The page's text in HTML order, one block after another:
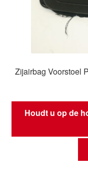
Zijairbag Voorstoel
Houdt u op de